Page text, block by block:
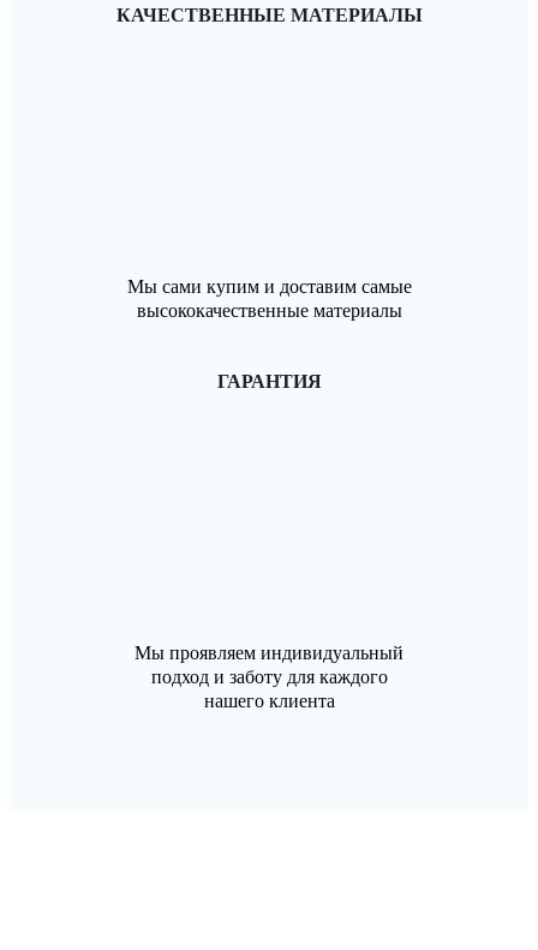
КАЧЕСТВЕННЫЕ МАТЕРИАЛЫ
Мы сами купим и доставим самые
высококачественные материалы
ГАРАНТИЯ
Мы проявляем индивидуальный
подход и заботу для каждого
нашего клиента